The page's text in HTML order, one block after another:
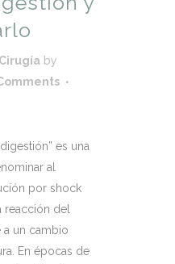
Cirugía by
es una
al
por shock
reacción del
un cambio
En épocas de